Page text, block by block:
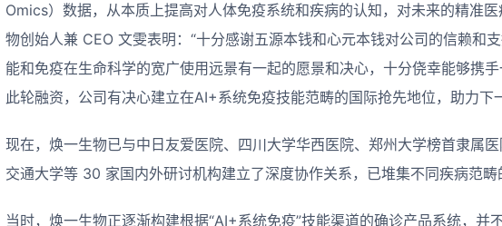
Omics）数据，从本质上提高对人体免疫系统和疾病的认知，对未来的精准
物创始人兼 CEO 文雯表明：“十分感谢五源本钱和心元本钱对公司的信赖和
能和免疫在生命科学的宽广使用远景有一起的愿景和决心，十分侥幸能够携
此轮融资，公司有决心建立在AI+系统免疫技能范畴的国际抢先地位，助力下
现在，焕一生物已与中日友爱医院、四川大学华西医院、郑州大学榜首隶属
交通大学等 30 家国内外研讨机构建立了深度协作关系，已堆集不同疾病范畴
当时，焕一生物正逐渐构建根据“AI+系统免疫”技能渠道的确诊产品系统，并